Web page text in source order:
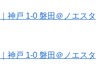
神戸 1-0 磐田＠ノエスタ
神戸 1-0 磐田＠ノエスタ